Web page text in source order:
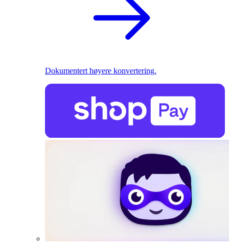
Dokumentert høyere konvertering.